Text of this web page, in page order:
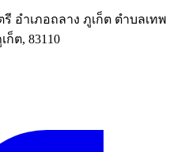
อำเภอถลาง ภูเก็ต ตำบลเทพ
ก็ต, 83110